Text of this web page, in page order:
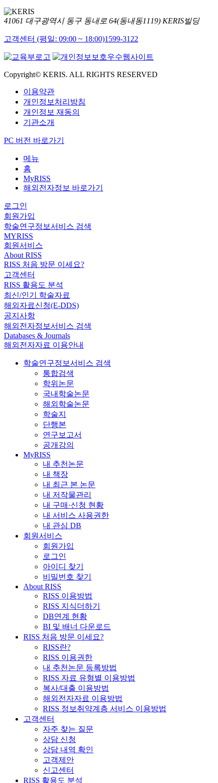
41061 대구광역시 동구 동내로 64(동내동1119) KERIS빌딩
고객센터 (평일: 09:00 ~ 18:00)1599-3122
Copyright© KERIS. ALL RIGHTS RESERVED
이용약관
개인정보처리방침
개인정보 재동의
기관소개
PC 버전 바로가기
메뉴
홈
MyRISS
해외전자정보 바로가기
로그인
회원가입
학술연구정보서비스 검색
MYRISS
회원서비스
About RISS
RISS 처음 방문 이세요?
고객센터
RISS 활용도 분석
최신/인기 학술자료
해외자료신청(E-DDS)
공지사항
해외전자정보서비스 검색
Databases & Journals
해외전자자료 이용안내
학술연구정보서비스 검색
통합검색
학위논문
국내학술논문
해외학술논문
학술지
단행본
연구보고서
공개강의
MyRISS
내 추천논문
내 책장
내 최근 본 논문
내 저작물관리
내 구매·신청 현황
내 서비스 사용권한
내 관심 DB
회원서비스
회원가입
로그인
아이디 찾기
비밀번호 찾기
About RISS
RISS 이용방법
RISS 지식더하기
DB연계 현황
BI 및 배너 다운로드
RISS 처음 방문 이세요?
RISS란?
RISS 이용권한
내 추천논문 등록방법
RISS 자료 유형별 이용방법
복사/대출 이용방법
해외전자자료 이용방법
RISS 정보취약계층 서비스 이용방법
고객센터
자주 찾는 질문
상담 신청
상담 내역 확인
고객제안
신고센터
RISS 활용도 분석